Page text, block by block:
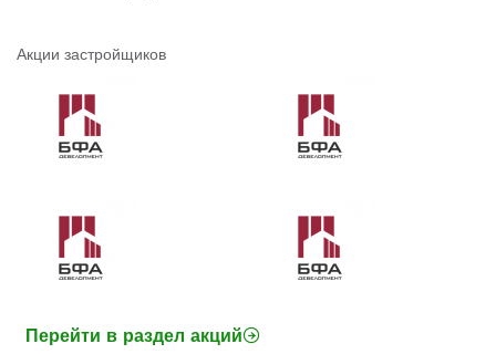
Акции застройщиков
Перейти в раздел акций